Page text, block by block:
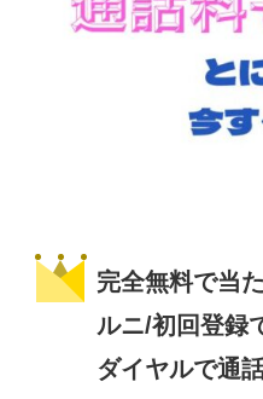
完全無料で当
ルニ/初回登録
ダイヤルで通